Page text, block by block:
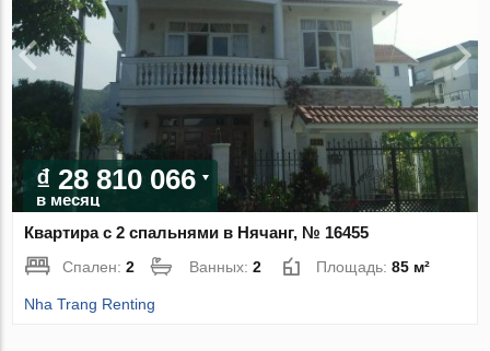
₫ 28 810 066
в месяц
Квартира с 2 спальнями в Нячанг, № 16455
Спален:2 Ванных:2 Площадь:85 м²
Nha Trang Renting